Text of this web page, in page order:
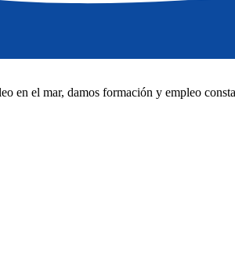
en el mar, damos formación y empleo